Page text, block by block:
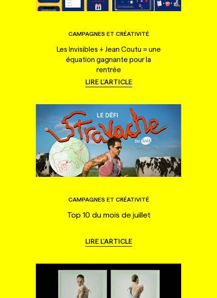
CAMPAGNES ET CRÉATIVITÉ
Les Invisibles + Jean Coutu = une
équation gagnante pour la
rentrée
LIRE L'ARTICLE
CAMPAGNES ET CRÉATIVITÉ
Top 10 du mois de juillet
LIRE L'ARTICLE